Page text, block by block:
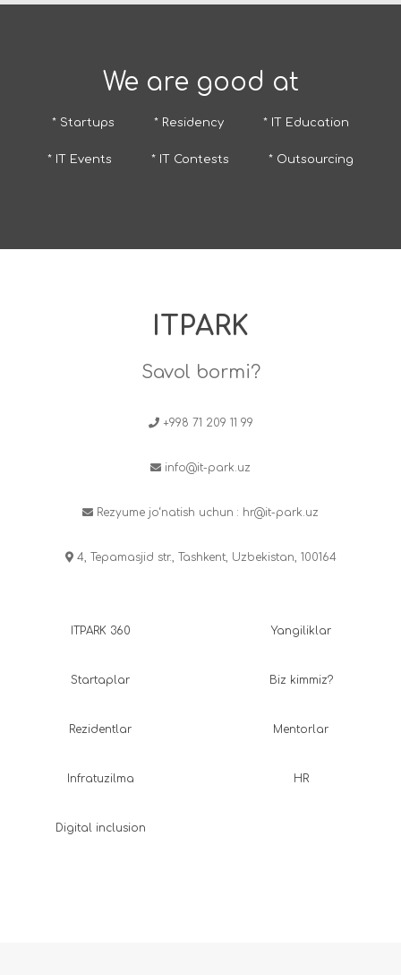
We are good at
* Startups * Residency * IT Education
* IT Events * IT Contests * Outsourcing
ITPARK
Savol bormi?
+998 71 209 11 99
info@it-park.uz
Rezyume jo‘natish uchun : hr@it-park.uz
4, Tepamasjid str., Tashkent, Uzbekistan, 100164
ITPARK 360
Startaplar
Rezidentlar
Infratuzilma
Digital inclusion
Yangiliklar
Biz kimmiz?
Mentorlar
HR